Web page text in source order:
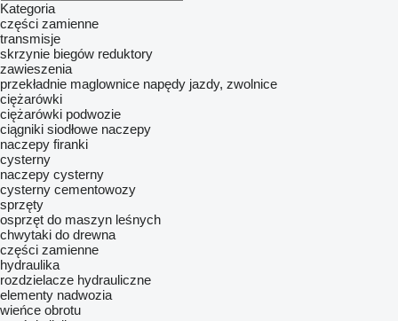
Kategoria
części zamienne
transmisje
skrzynie biegów reduktory
zawieszenia
przekładnie maglownice napędy jazdy, zwolnice
ciężarówki
ciężarówki podwozie
ciągniki siodłowe naczepy
naczepy firanki
cysterny
naczepy cysterny
cysterny cementowozy
sprzęty
osprzęt do maszyn leśnych
chwytaki do drewna
części zamienne
hydraulika
rozdzielacze hydrauliczne
elementy nadwozia
wieńce obrotu